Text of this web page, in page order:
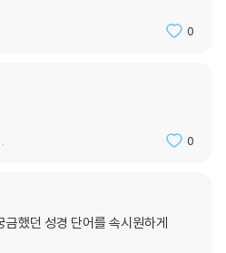
0
0
했던 성경 단어를 속시원하게